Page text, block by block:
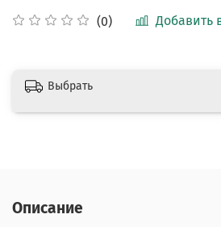
(0) Добавить
Выбрать
Описание